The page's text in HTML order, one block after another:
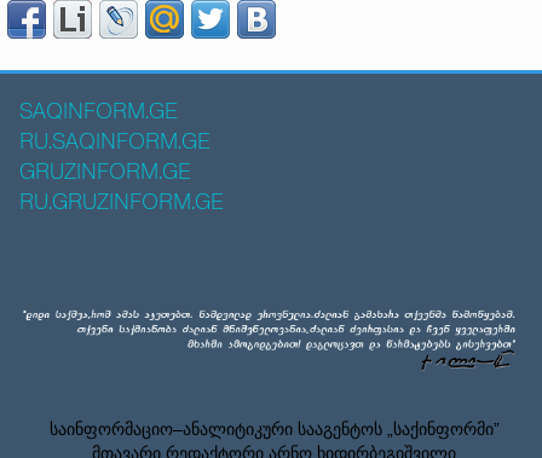
SAQINFORM.GE
RU.SAQINFORM.GE
GRUZINFORM.GE
RU.GRUZINFORM.GE
საინფორმაციო–ანალიტიკური სააგენტოს „საქინფორმი”
მთავარი რედაქტორი არნო ხიდირბეგიშვილი